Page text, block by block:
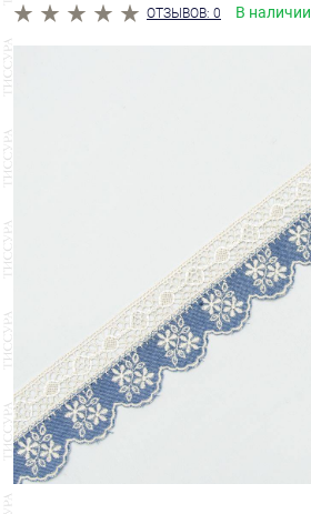
ОТЗЫВОВ: 0 В наличии